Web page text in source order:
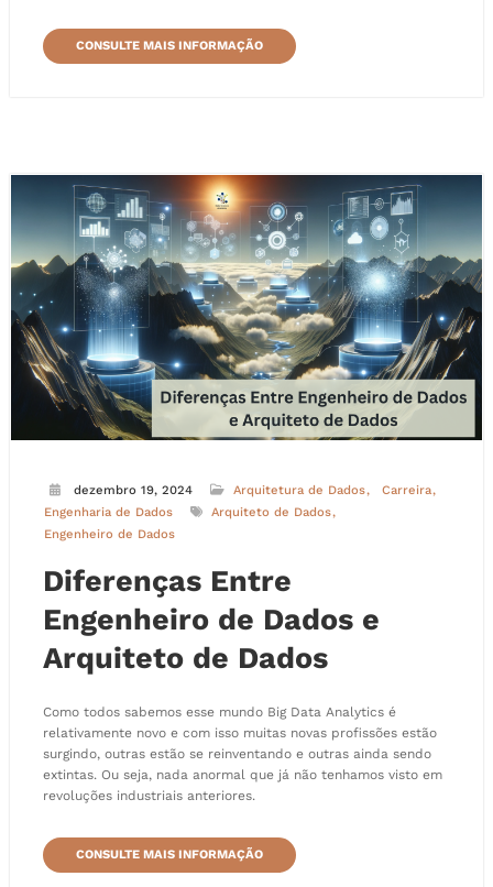
CONSULTE MAIS INFORMAÇÃO
dezembro 19, 2024 Arquitetura de Dados
Carreira
Engenharia de Dados
Arquiteto de Dados
Engenheiro de Dados
Diferenças Entre
Engenheiro de Dados e
Arquiteto de Dados
Como todos sabemos esse mundo Big Data Analytics é
relativamente novo e com isso muitas novas profissões estão
surgindo, outras estão se reinventando e outras ainda sendo
extintas. Ou seja, nada anormal que já não tenhamos visto em
revoluções industriais anteriores.
CONSULTE MAIS INFORMAÇÃO